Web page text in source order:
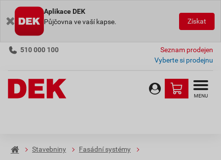
Aplikace DEK
Půjčovna ve vaší kapse.
Získat
510 000 100
Seznam prodejen
Vyberte si prodejnu
MENU
Stavebniny
Fasádní systémy